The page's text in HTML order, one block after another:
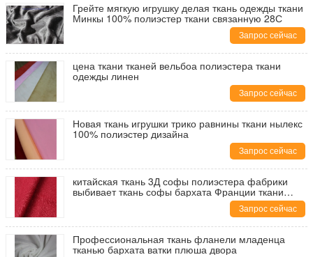
Грейте мягкую игрушку делая ткань одежды ткани
Минкы 100% полиэстер ткани связанную 28С
Запрос сейчас
цена ткани тканей вельбоа полиэстера ткани
одежды линен
Запрос сейчас
Новая ткань игрушки трико равнины ткани нылекс
100% полиэстер дизайна
Запрос сейчас
китайская ткань 3Д софы полиэстера фабрики
выбивает ткань софы бархата Франции ткани
Запрос сейчас
Профессиональная ткань фланели младенца
тканью бархата ватки плюша двора